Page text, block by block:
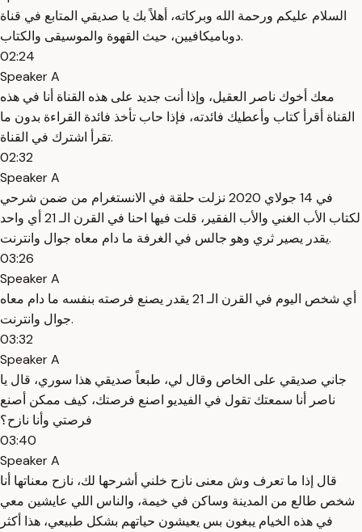
السلام عليكم ورحمة الله وبركاته، أهلاً بك يا صديقي المتابع في قناة
دوباميكافيين، حيث القهوة والموسيقى والكتاب.
02:24
Speaker A
معك أخوك ناصر العقيل، وإذا أنت جديد على هذه القناة أنا في هذه
القناة أقرأ كتاب وأعطيك فائدته، فإذا حاب تأخذ فائدة القراءة بدون ما
تقرأ اشترك في القناة.
02:32
Speaker A
في 14 جولاي 2020 نزلت حلقة في الانستغرام من ضمن شرحي
لكتاب الأب الغني والأب الفقير، قلت فيها احنا في القرن الـ 21 أي واحد
يقدر يصير ثري وهو جالس في الغرفة ما دام معاه جوال وانترنت.
03:26
Speaker A
أي شخص اليوم في القرن الـ 21 يقدر يصنع فرصته بنفسه ما دام معاه
جوال وانترنت.
03:32
Speaker A
جاني صديقي على الخاص وقال لي، طبعاً صديقي هذا سوري، قال يا
ناصر أنا سمعتك تقول في الفيديو اصنع فرصتك، كيف ممكن أصنع
فرصتي وأنا نازح؟
03:40
Speaker A
قال إذا ما تعرف وش معنى نازح خلني أشرحها لك، نازح معناتها أنا
شخص طالع من المدينة وساكن في خيمة، والناس اللي عايشين معي
في هذه الخيام يبغون بس يعيشون حياتهم بشكل طبيعي، هذا أكثر